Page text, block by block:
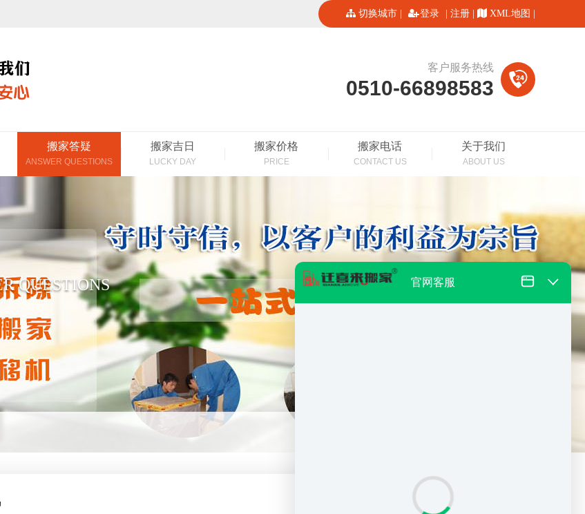
切换城市 登录 注册 XML地图
客户服务热线
0510-66898583
搬家答疑
ANSWER QUESTIONS
搬家吉日
LUCKY DAY
搬家价格
PRICE
搬家电话
CONTACT US
关于我们
ABOUT US
QUESTIONS 官网客服